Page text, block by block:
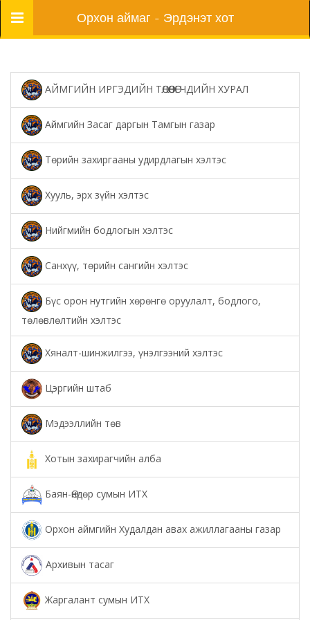
Цэс Орхон аймаг - Эрдэнэт хот
АЙМГИЙН ИРГЭДИЙН ТӨЛӨӨЛӨГЧДИЙН ХУРАЛ
Аймгийн Засаг даргын Тамгын газар
Төрийн захиргааны удирдлагын хэлтэс
Хууль, эрх зүйн хэлтэс
Нийгмийн бодлогын хэлтэс
Санхүү, төрийн сангийн хэлтэс
Бүс орон нутгийн хөрөнгө оруулалт, бодлого,
төлөвлөлтийн хэлтэс
Хяналт-шинжилгээ, үнэлгээний хэлтэс
Цэргийн штаб
Мэдээллийн төв
Хотын захирагчийн алба
Баян-Өндөр сумын ИТХ
Орхон аймгийн Худалдан авах ажиллагааны газар
Архивын тасаг
Жаргалант сумын ИТХ